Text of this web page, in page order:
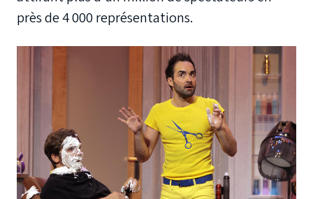
près de 4 000 représentations.